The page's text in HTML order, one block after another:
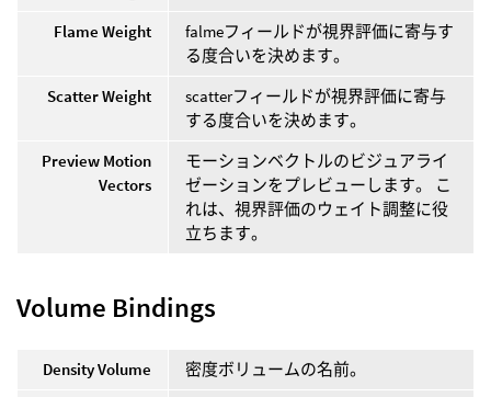
Flame Weight
falmeフィールドが視界評価に寄与す
る度合いを決めます。
Scatter Weight
scatterフィールドが視界評価に寄与
する度合いを決めます。
Preview Motion
Vectors
モーションベクトルのビジュアライ
ゼーションをプレビューします。 こ
れは、視界評価のウェイト調整に役
立ちます。
Volume Bindings
Density Volume
密度ボリュームの名前。